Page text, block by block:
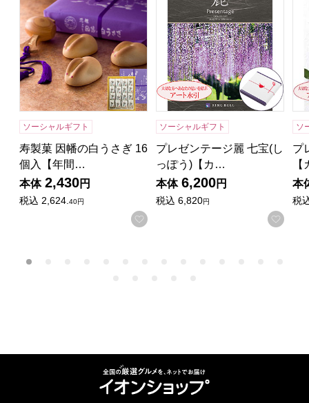
ソーシャルギフト
寿製菓 因幡の白うさぎ 16
個入【年間…
本体 2,430円
税込 2,624.40円
お気に入りに登録する
ソーシャルギフト
プレゼンテージ麗 七宝(し
っぽう)【カ…
本体 6,200円
税込 6,820円
お気
ソ
プ
本
税